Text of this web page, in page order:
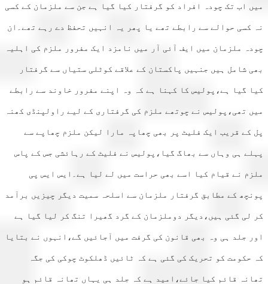
اب تک چودہ افراد کو گرفتار کیا گیا ہے جن سے ملزمان کے کسی
حوالے سے رابطے تھے یا پھر یہ انہیں تحفظ دے رہے تھے۔ان
ملزمان میں ایف آئی آر میں نامزد ایک مفرور ملزم کی اہلیہ
شامل ہیں جنہیں پاکستان کے علاقے کوٹلی ستیاں سے گرفتار
گیا ہے،پولیس کا کہنا ہے کہ وہ اپنے مفرور خاوند سے رابطے
تھی،پولیس نے چوتھے ملزم کی گرفتاری کے لیے راولپنڈی کھنہ
قریب ایک فلیٹ پر بھی چھاپہ مارا لیکن ملزم چھاپے سے
ہی وہاں سے بھاگ گیا،پولیس نے فلیٹ کے رہائشی جس کے پاس
نے قیام کیا اسے بھی حراست میں لے لیا ہے۔ایس ایس پی
کے مطابق گرفتار ملزمان سے اسلحہ سمیت دیگر چیزیں برآمد
گئی ہیں،دیگر دوملزمان کے گرد گھیرا تنگ کر لیا گیا ہے
جلد ہی وہ بھی قانون کی گرفت میں آجائیں گے،انہوں نے بتایا
کو تحریک کی گئی ہے کہ ٹائیں ڈھلکوٹ چوکی کی جگہ
قائم کیا جائے،امید ہے کہ جلد ہی یہاں تھانہ قائم ہو